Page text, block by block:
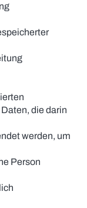
die darin
werden, um
Person